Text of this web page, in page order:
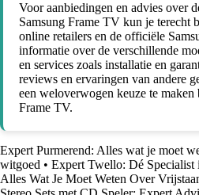
Voor aanbiedingen en advies over
Samsung Frame TV kun je terecht
online retailers en de officiële
informatie over de verschillende
en services zoals installatie en
reviews en ervaringen van andere
een weloverwogen keuze te maken
Frame TV.
Expert Purmerend: Alles wat je moet
witgoed • Expert Twello: Dé Specialist
Alles Wat Je Moet Weten Over